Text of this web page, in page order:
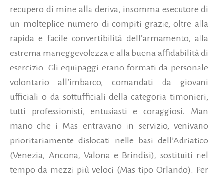
recupero di mine alla deriva, insomma esecutore di
un molteplice numero di compiti grazie, oltre alla
rapida e facile convertibilità dell’armamento, alla
estrema maneggevolezza e alla buona affidabilità di
esercizio. Gli equipaggi erano formati da personale
volontario all’imbarco, comandati da giovani
ufficiali o da sottufficiali della categoria timonieri,
tutti professionisti, entusiasti e coraggiosi. Man
mano che i Mas entravano in servizio, venivano
prioritariamente dislocati nelle basi dell’Adriatico
(Venezia, Ancona, Valona e Brindisi), sostituiti nel
tempo da mezzi più veloci (Mas tipo Orlando). Per